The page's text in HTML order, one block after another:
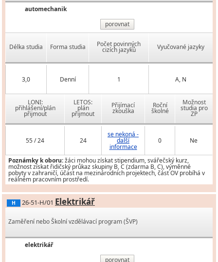
automechanik
porovnat
Délka studia Forma studia Počet povinných
cizích jazyků Vyučované jazyky
3,0 Denní 1 A, N
LONI:
přihlášení/plán
přijmout
LETOS:
plán
přijmout
Přijímací
zkouška
Roční
školné
Možnost
studia pro
ZP
55 / 24 24
se nekoná -
další
informace
0 Ne
Poznámky k oboru:žáci mohou získat stipendium, svářečský kurz,
možnost získat řidičský průkaz skupiny B, C (zdarma B, C), výměnné
pobyty v zahraničí, účast na mezinárodních projektech, část OV probíhá v
reálném pracovním prostředí.
H 26-51-H/01 Elektrikář
Zaměření nebo Školní vzdělávací program (ŠVP)
elektrikář
porovnat